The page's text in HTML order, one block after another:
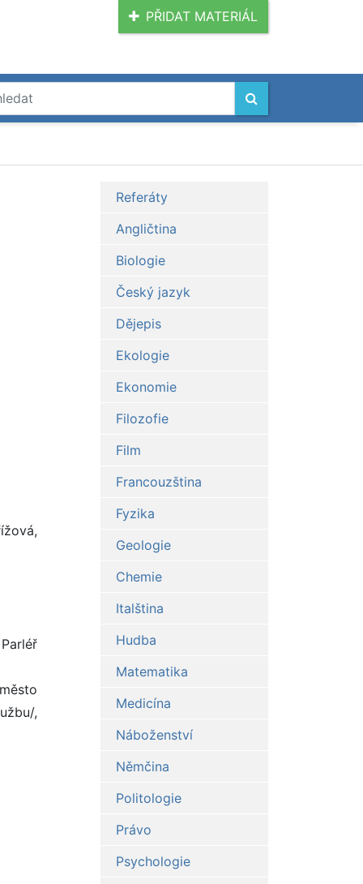
PŘIDAT MATERIÁL
,
Referáty
Angličtina
Biologie
Český jazyk
Dějepis
Ekologie
Ekonomie
Filozofie
Film
Francouzština
Fyzika
Geologie
Chemie
Italština
Hudba
Matematika
Medicína
Náboženství
Němčina
Politologie
Právo
Psychologie